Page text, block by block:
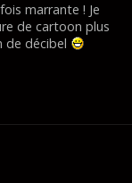
marrante ! Je
de cartoon plus
de décibel